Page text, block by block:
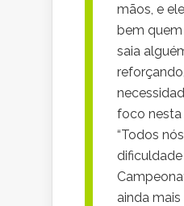
mãos, e
bem
saia
foco nesta
“Todos
ainda